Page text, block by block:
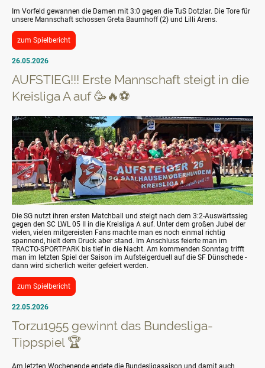
26.05.2026
AUFSTIEG!!! Erste Mannschaft steigt in die
Kreisliga A auf 🥳🔥⚽
Die SG nutzt ihren ersten Matchball und steigt nach dem 3:2-Auswärtssieg
gegen den SC LWL 05 II in die Kreisliga A auf. Unter dem großen Jubel der
vielen, vielen mitgereisten Fans machte man es noch einmal richtig
spannend, hielt dem Druck aber stand. Im Anschluss feierte man im
TRACTO-SPORTPARK bis tief in die Nacht. Am kommenden Sonntag trifft
man im letzten Spiel der Saison im Aufsteigerduell auf die SF Dünschede -
dann wird sicherlich weiter gefeiert werden.
zum Spielbericht
Im Vorfeld gewannen die Damen mit 3:0 gegen die TuS Dotzlar. Die Tore für
unsere Mannschaft schossen Greta Baumhoff (2) und Lilli Arens.
zum Spielbericht
22.05.2026
Torzu1955 gewinnt das Bundesliga-
Tippspiel 🏆